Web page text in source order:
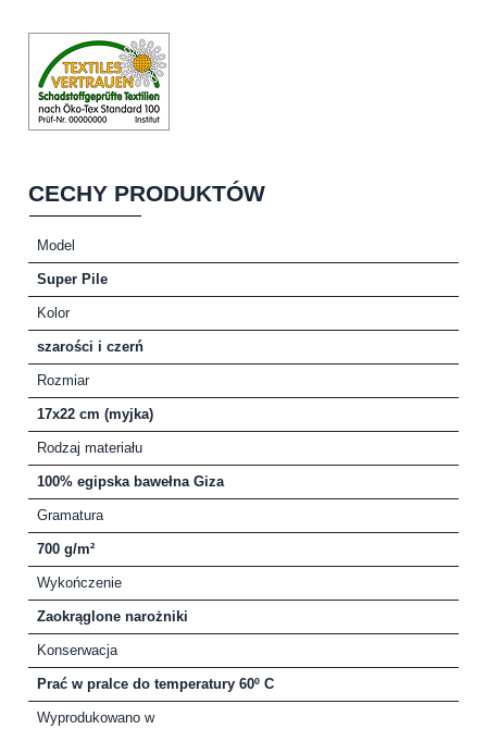
CECHY PRODUKTÓW
Model
Super Pile
Kolor
szarości i czerń
Rozmiar
17x22 cm (myjka)
Rodzaj materiału
100% egipska bawełna Giza
Gramatura
700 g/m²
Wykończenie
Zaokrąglone narożniki
Konserwacja
Prać w pralce do temperatury 60º C
Wyprodukowano w